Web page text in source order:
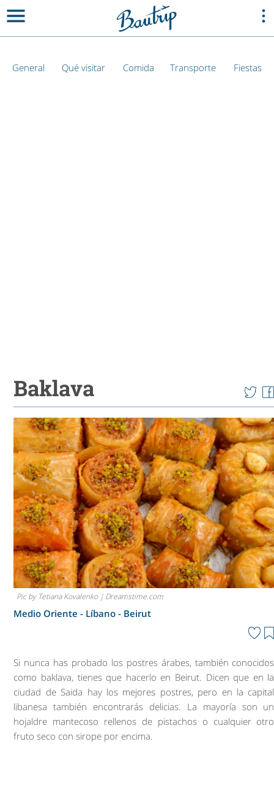
General Qué visitar Comida Transporte Fiestas
Baklava
Pic by Tetiana Kovalenko | Dreamstime.com
Medio Oriente - Líbano - Beirut
Si nunca has probado los postres árabes, también conocidos
como baklava, tienes que hacerlo en Beirut. Dicen que en la
ciudad de Saida hay los mejores postres, pero en la capital
libanesa también encontrarás delicias. La mayoría son un
hojaldre mantecoso rellenos de pistachos o cualquier otro
fruto seco con sirope por encima.